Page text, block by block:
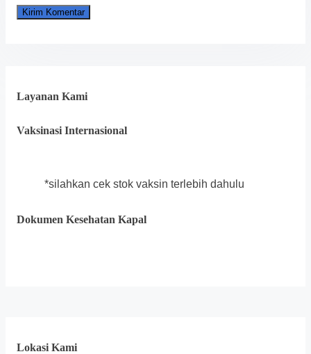
Layanan Kami
Vaksinasi Internasional
*silahkan cek stok vaksin terlebih dahulu
Dokumen Kesehatan Kapal
Lokasi Kami